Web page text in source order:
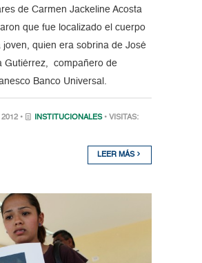
de Carmen Jackeline Acosta
que fue localizado el cuerpo
joven, quien era sobrina de José
Gutiérrez, compañero de
Banco Universal.
• INSTITUCIONALES • VISITAS:
LEER MÁS